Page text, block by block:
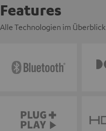
Features
Alle Technologien im Überblick